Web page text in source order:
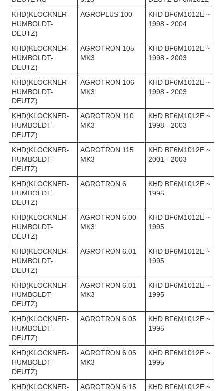
KHD(KLOCKNER-
HUMBOLDT-
DEUTZ)
AGROPLUS 100
KHD BF6M1012E ~
1998 - 2004
KHD(KLOCKNER-
HUMBOLDT-
DEUTZ)
AGROTRON 105
MK3
KHD BF6M1012E ~
1998 - 2003
KHD(KLOCKNER-
HUMBOLDT-
DEUTZ)
AGROTRON 106
MK3
KHD BF6M1012E ~
1998 - 2003
KHD(KLOCKNER-
HUMBOLDT-
DEUTZ)
AGROTRON 110
MK3
KHD BF6M1012E ~
1998 - 2003
KHD(KLOCKNER-
HUMBOLDT-
DEUTZ)
AGROTRON 115
MK3
KHD BF6M1012E ~
2001 - 2003
KHD(KLOCKNER-
HUMBOLDT-
DEUTZ)
AGROTRON 6
KHD BF6M1012E ~
1995
KHD(KLOCKNER-
HUMBOLDT-
DEUTZ)
AGROTRON 6.00
MK3
KHD BF6M1012E ~
1995
KHD(KLOCKNER-
HUMBOLDT-
DEUTZ)
AGROTRON 6.01
KHD BF6M1012E ~
1995
KHD(KLOCKNER-
HUMBOLDT-
DEUTZ)
AGROTRON 6.01
MK3
KHD BF6M1012E ~
1995
KHD(KLOCKNER-
HUMBOLDT-
DEUTZ)
AGROTRON 6.05
KHD BF6M1012E ~
1995
KHD(KLOCKNER-
HUMBOLDT-
DEUTZ)
AGROTRON 6.05
MK3
KHD BF6M1012E ~
1995
KHD(KLOCKNER-
AGROTRON 6.15
KHD BF6M1012E ~